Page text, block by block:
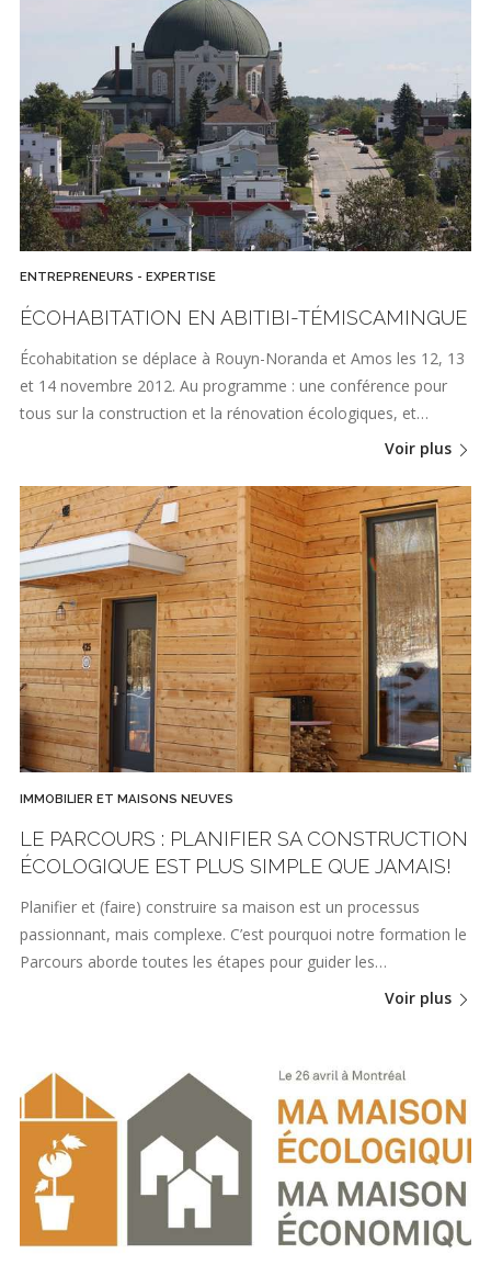
ENTREPRENEURS - EXPERTISE
ÉCOHABITATION EN ABITIBI-TÉMISCAMINGUE
Écohabitation se déplace à Rouyn-Noranda et Amos les 12, 13
et 14 novembre 2012. Au programme : une conférence pour
tous sur la construction et la rénovation écologiques, et…
Voir plus
IMMOBILIER ET MAISONS NEUVES
LE PARCOURS : PLANIFIER SA CONSTRUCTION
ÉCOLOGIQUE EST PLUS SIMPLE QUE JAMAIS!
Planifier et (faire) construire sa maison est un processus
passionnant, mais complexe. C’est pourquoi notre formation le
Parcours aborde toutes les étapes pour guider les…
Voir plus